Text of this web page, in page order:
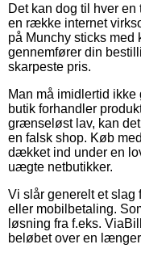
Det kan dog til hver
en række internet
på Munchy sticks med
gennemfører din
skarpeste pris.
Man må imidlertid
butik forhandler
grænseløst lav, kan
en falsk shop. Køb
dækket ind under en
uægte netbutikker.
Vi slår generelt et
eller mobilbetaling.
løsning fra f.eks.
beløbet over en